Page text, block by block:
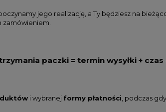
jego realizację, a Ty będziesz na
zamówieniem.
paczki = termin wysyłki +
i wybranej formy płatności , podczas